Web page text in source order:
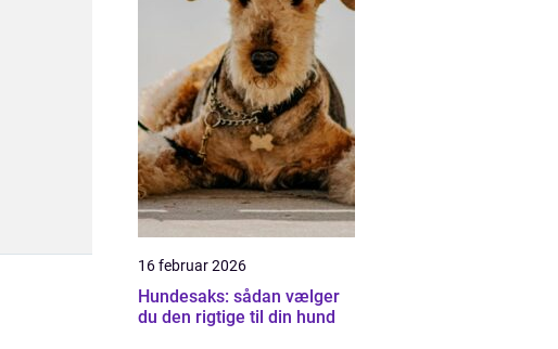
16 februar 2026
Hundesaks: sådan vælger
du den rigtige til din hund